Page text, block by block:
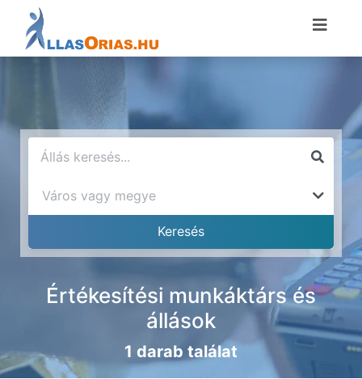
Értékesítési munkáktárs és
állások
1 darab találat